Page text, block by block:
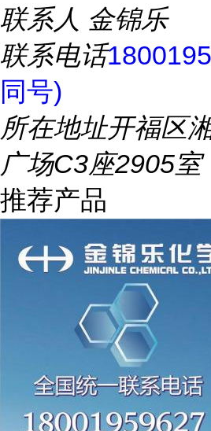
联系人 金锦乐
联系电话
同号)
所在地址开福区
广场C3座2905室
推荐产品